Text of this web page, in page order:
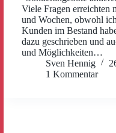
Viele Fragen erreichten
und Wochen, obwohl
Kunden im Bestand
dazu geschrieben und
und Möglichkeiten…
Sven Hennig
1 Kommentar